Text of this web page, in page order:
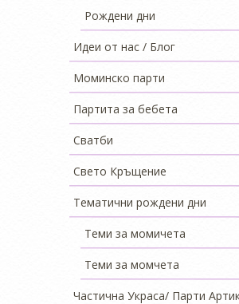
Рождени дни
Идеи от нас / Блог
Моминско парти
Партита за бебета
Сватби
Свето Кръщение
Тематични рождени дни
Теми за момичета
Теми за момчета
Частична Украса/ Парти